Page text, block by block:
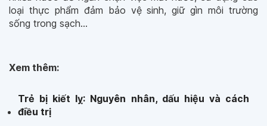
loại thực phẩm đảm bảo vệ sinh, giữ gìn môi trường
sống trong sạch…
Xem thêm:
Trẻ bị kiết lỵ: Nguyên nhân, dấu hiệu và cách
điều trị